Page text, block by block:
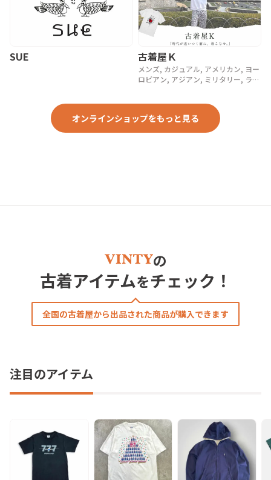
SUE 古着屋Ｋ
メンズ, カジュアル, アメリカン, ヨー
ロピアン, アジアン, ミリタリー, ラグ
オンラインショップをもっと見る
の
古着アイテムをチェック！
全国の古着屋から出品された商品が購入できます
注目のアイテム